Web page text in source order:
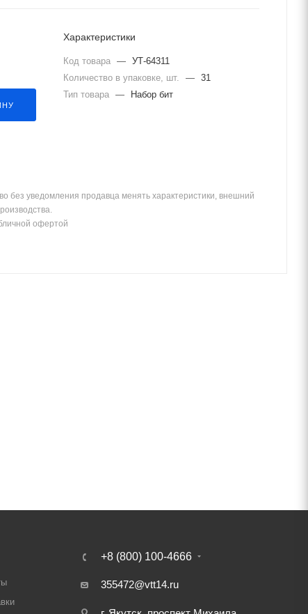
Характеристики
Код товара — УТ-64311
Количество в упаковке, шт.
— 31
Тип товара — Набор бит
без уведомления продавца менять характеристики, внешний
офертой
+8 (800) 100-4666
355472@vtt14.ru